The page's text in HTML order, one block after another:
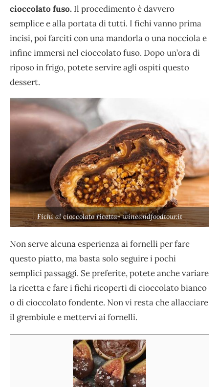
cioccolato fuso. Il procedimento è davvero
semplice e alla portata di tutti. I fichi vanno prima
incisi, poi farciti con una mandorla o una nocciola e
infine immersi nel cioccolato fuso. Dopo un’ora di
riposo in frigo, potete servire agli ospiti questo
dessert.
Fichi al cioccolato ricetta- wineandfoodtour.it
Non serve alcuna esperienza ai fornelli per fare
questo piatto, ma basta solo seguire i pochi
semplici passaggi. Se preferite, potete anche variare
la ricetta e fare i fichi ricoperti di cioccolato bianco
o di cioccolato fondente. Non vi resta che allacciare
il grembiule e mettervi ai fornelli.